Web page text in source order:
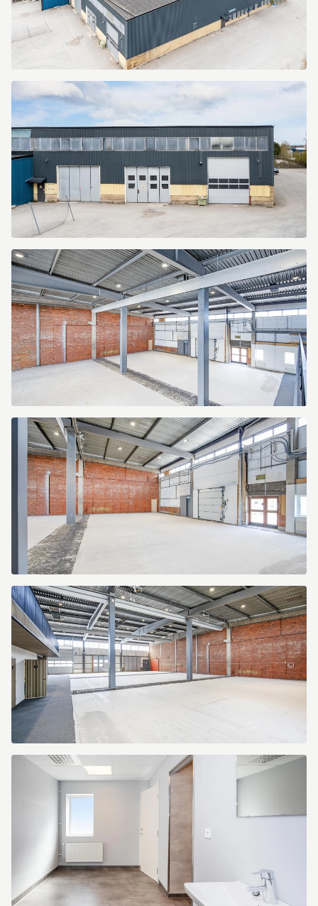
Tunbytorpsgatan
4
Tunbytorpsgatan
4
Tunbytorpsgatan
Tunbytorpsgatan
4
Tunbytorpsgatan